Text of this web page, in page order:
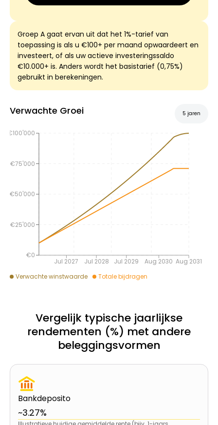
Groep A gaat ervan uit dat het 1%-tarief van
toepassing is als u €100+ per maand opwaardeert en
investeert, of als uw actieve investeringssaldo
€10.000+ is. Anders wordt het basistarief (0,75%)
gebruikt in berekeningen.
Verwachte Groei 5 jaren
Jul 2027 Jul 2028 Jul 2029 Aug 2030 Aug 2031
€0
€25'000
€50'000
€75'000
€100'000
Verwachte winstwaarde Totale bijdragen
Vergelijk typische jaarlijkse
rendementen (%) met andere
beleggingsvormen
Bankdeposito
~3.27%